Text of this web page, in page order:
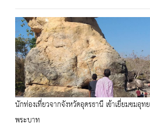
นักท่องเที่ยวจากจังหวัดอุดรธานี เข้าเยี่ยมชมอุ
พระบาท